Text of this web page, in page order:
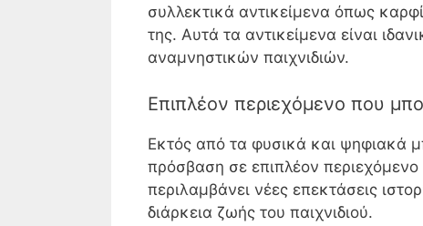
συλλεκτικά αντικείμενα όπως
της. Αυτά τα αντικείμενα είναι
αναμνηστικών παιχνιδιών.
Επιπλέον περιεχόμενο που
Εκτός από τα φυσικά και ψηφιακά
πρόσβαση σε επιπλέον
περιλαμβάνει νέες επεκτάσεις
διάρκεια ζωής του παιχνιδιού.